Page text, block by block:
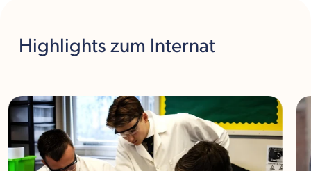
Highlights zum Internat